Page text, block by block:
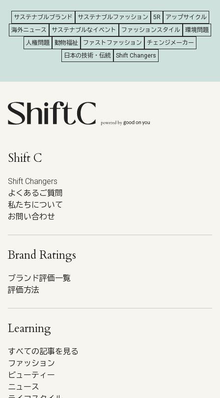
サステナブルブランド サステナブルファッション 5R
アップサイクル
海外ニュース
サステナブルなイベント ファッションスタイル
環境問題
人権問題
動物福祉 ファストファッション
チェンジメーカー
日本の技術・伝統
Shift Changers
Shift C
Shift Changers
よくあるご質問
私たちについて
お問い合わせ
Brand Ratings
ブランド評価一覧
評価方法
Learning
すべての記事を見る
ファッション
ビューティー
ニュース